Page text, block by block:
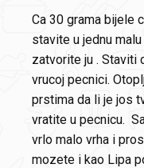
Ca 30 grama bijele
stavite u jednu
zatvorite ju . Staviti
vrucoj pecnici.
prstima da li je jos
vratite u pecnicu.
vrlo malo vrha i
mozete i kao Lipa